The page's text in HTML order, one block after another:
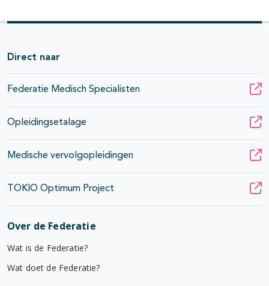
Direct naar
Federatie Medisch Specialisten
Opleidingsetalage
Medische vervolgopleidingen
TOKIO Optimum Project
Over de Federatie
Wat is de Federatie?
Wat doet de Federatie?